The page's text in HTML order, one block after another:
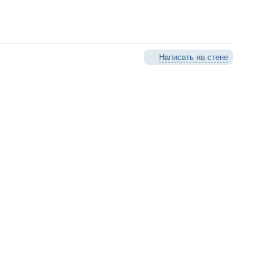
Написать на стене